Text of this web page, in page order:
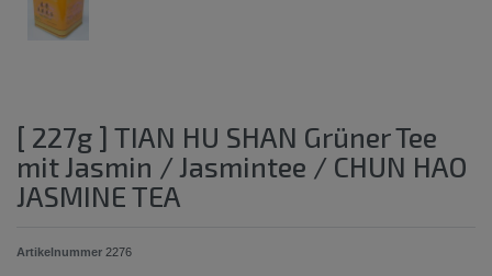
[ 227g ] TIAN HU SHAN Grüner Tee
mit Jasmin / Jasmintee / CHUN HAO
JASMINE TEA
Artikelnummer 2276